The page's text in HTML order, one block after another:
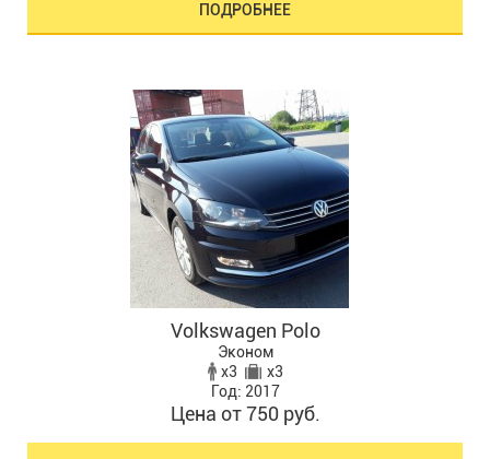
ПОДРОБНЕЕ
Volkswagen Polo
Эконом
x3
x3
Год: 2017
Цена от 750 руб.